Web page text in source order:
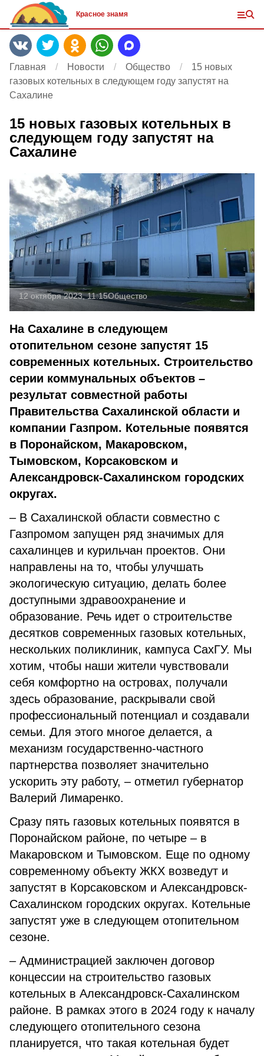
Красное знамя
Главная Новости Общество
15 новых
газовых котельных в следующем году запустят на
Сахалине
15 новых газовых котельных в
следующем году запустят на
Сахалине
12 октября 2023, 11:15Общество
На Сахалине в следующем
отопительном сезоне запустят 15
современных котельных. Строительство
серии коммунальных объектов –
результат совместной работы
Правительства Сахалинской области и
компании Газпром. Котельные появятся
в Поронайском, Макаровском,
Тымовском, Корсаковском и
Александровск-Сахалинском городских
округах.
– В Сахалинской области совместно с
Газпромом запущен ряд значимых для
сахалинцев и курильчан проектов. Они
направлены на то, чтобы улучшать
экологическую ситуацию, делать более
доступными здравоохранение и
образование. Речь идет о строительстве
десятков современных газовых котельных,
нескольких поликлиник, кампуса СахГУ. Мы
хотим, чтобы наши жители чувствовали
себя комфортно на островах, получали
здесь образование, раскрывали свой
профессиональный потенциал и создавали
семьи. Для этого многое делается, а
механизм государственно-частного
партнерства позволяет значительно
ускорить эту работу, – отметил губернатор
Валерий Лимаренко.
Сразу пять газовых котельных появятся в
Поронайском районе, по четыре – в
Макаровском и Тымовском. Еще по одному
современному объекту ЖКХ возведут и
запустят в Корсаковском и Александровск-
Сахалинском городских округах. Котельные
запустят уже в следующем отопительном
сезоне.
– Администрацией заключен договор
концессии на строительство газовых
котельных в Александровск-Сахалинском
районе. В рамках этого в 2024 году к началу
следующего отопительного сезона
планируется, что такая котельная будет